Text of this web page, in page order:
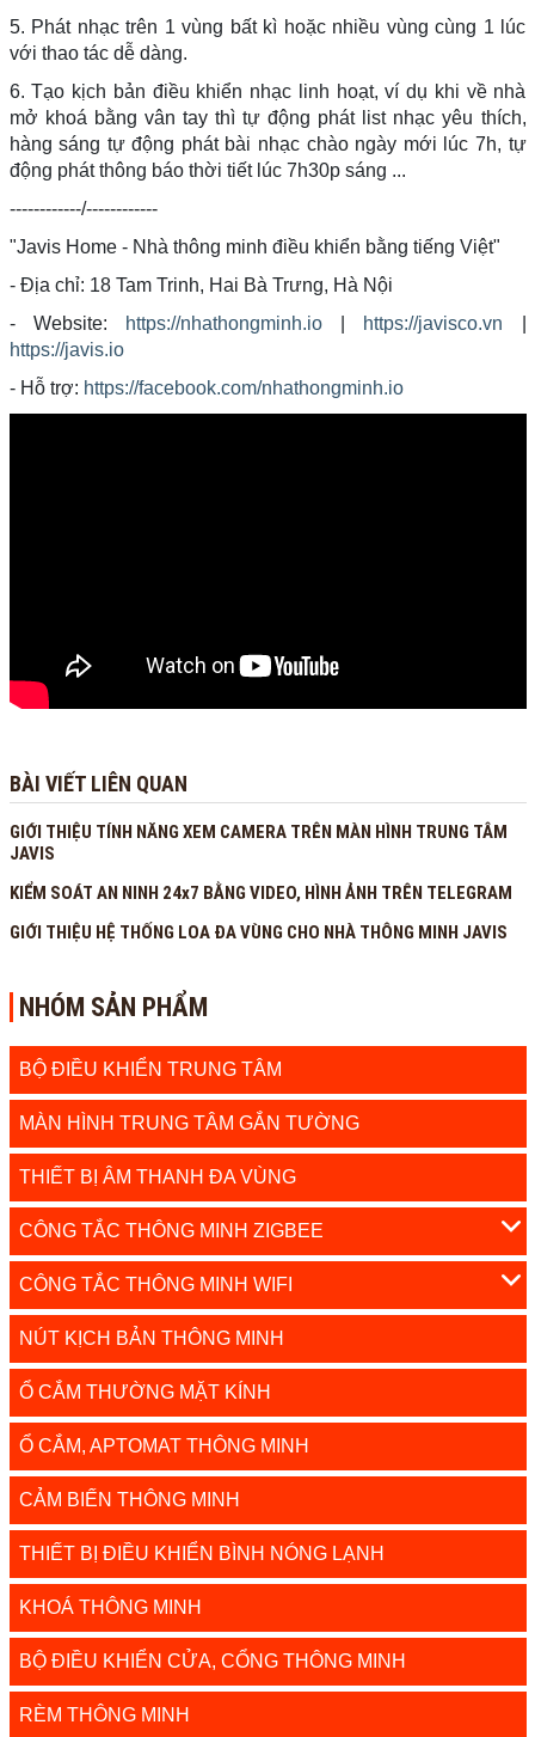
5. Phát nhạc trên 1 vùng bất kì hoặc nhiều vùng cùng 1 lúc
với thao tác dễ dàng.
6. Tạo kịch bản điều khiển nhạc linh hoạt, ví dụ khi về nhà
mở khoá bằng vân tay thì tự động phát list nhạc yêu thích,
hàng sáng tự động phát bài nhạc chào ngày mới lúc 7h, tự
động phát thông báo thời tiết lúc 7h30p sáng ...
------------/------------
"Javis Home - Nhà thông minh điều khiển bằng tiếng Việt"
- Địa chỉ: 18 Tam Trinh, Hai Bà Trưng, Hà Nội
- Website:
https://nhathongminh.io| https://javisco.vn
https://javis.io
- Hỗ trợ: https://facebook.com/nhathongminh.io
BÀI VIẾT LIÊN QUAN
GIỚI THIỆU TÍNH NĂNG XEM CAMERA TRÊN MÀN HÌNH TRUNG TÂM
JAVIS
KIỂM SOÁT AN NINH 24x7 BẰNG VIDEO, HÌNH ẢNH TRÊN TELEGRAM
GIỚI THIỆU HỆ THỐNG LOA ĐA VÙNG CHO NHÀ THÔNG MINH JAVIS
NHÓM SẢN PHẨM
BỘ ĐIỀU KHIỂN TRUNG TÂM
MÀN HÌNH TRUNG TÂM GẮN TƯỜNG
THIẾT BỊ ÂM THANH ĐA VÙNG
CÔNG TẮC THÔNG MINH ZIGBEE
CÔNG TẮC THÔNG MINH WIFI
NÚT KỊCH BẢN THÔNG MINH
Ổ CẮM THƯỜNG MẶT KÍNH
Ổ CẮM, APTOMAT THÔNG MINH
CẢM BIẾN THÔNG MINH
THIẾT BỊ ĐIỀU KHIỂN BÌNH NÓNG LẠNH
KHOÁ THÔNG MINH
BỘ ĐIỀU KHIỂN CỬA, CỔNG THÔNG MINH
RÈM THÔNG MINH